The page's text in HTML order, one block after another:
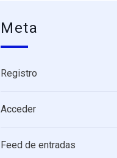
Meta
Registro
Acceder
Feed de entradas